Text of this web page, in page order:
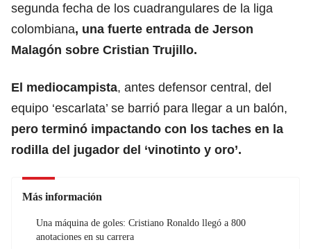
segunda fecha de los cuadrangulares de la liga
colombiana, una fuerte entrada de Jerson
Malagón sobre Cristian Trujillo.
El mediocampista, antes defensor central, del
equipo ‘escarlata’ se barrió para llegar a un balón,
pero terminó impactando con los taches en la
rodilla del jugador del ‘vinotinto y oro’.
Más información
Una máquina de goles: Cristiano Ronaldo llegó a 800
anotaciones en su carrera